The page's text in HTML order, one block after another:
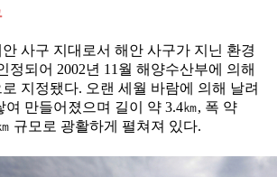
사구 지대로서 해안 사구가 지닌 환경
정되어 2002년 11월 해양수산부에 의해
지정됐다. 오랜 세월 바람에 의해 날려
여 만들어졌으며 길이 약 3.4㎞, 폭 약
규모로 광활하게 펼쳐져 있다.